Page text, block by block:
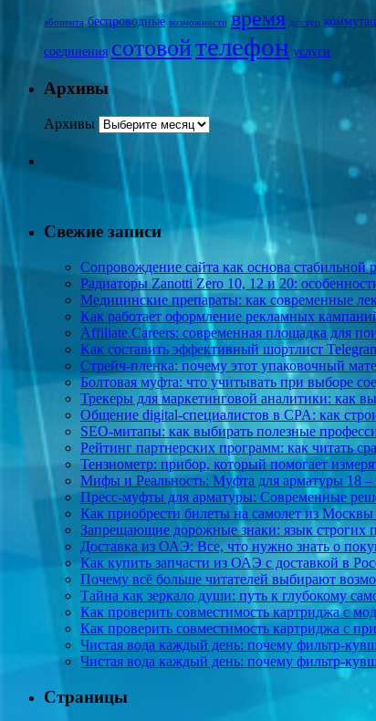
абонента беспроводные возможности время доступ
соединения сотовойтелефон услуги
Архивы
Архивы
Свежие записи
Сопровождение сайта как основа стабильной
Радиаторы Zanotti Zero 10, 12 и 20:
Медицинские препараты: как современные
Как работает оформление рекламных
Affiliate.Careers: современная площадка для
Как составить эффективный шортлист
Стрейч-пленка: почему этот упаковочный
Болтовая муфта: что учитывать при выборе
Трекеры для маркетинговой аналитики: как
Общение digital-специалистов в CPA: как
SEO-митапы: как выбирать полезные
Рейтинг партнерских программ: как читать
Тензиометр: прибор, который помогает
Мифы и Реальность: Муфта для арматуры 18 –
Пресс-муфты для арматуры: Современные
Как приобрести билеты на самолет из
Запрещающие дорожные знаки: язык строгих
Доставка из ОАЭ: Все, что нужно знать о
Как купить запчасти из ОАЭ с доставкой в
Почему всё больше читателей выбирают
Тайна как зеркало души: путь к глубокому
Как проверить совместимость картриджа с
Как проверить совместимость картриджа с
Чистая вода каждый день: почему фильтр-
Чистая вода каждый день: почему фильтр-
Страницы